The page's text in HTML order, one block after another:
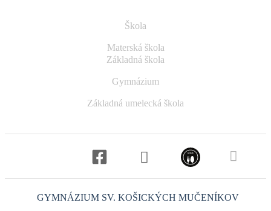
Škola
Materská škola
Základná škola
Gymnázium
Základná umelecká škola
GYMNÁZIUM SV. KOŠICKÝCH MUČENÍKOV